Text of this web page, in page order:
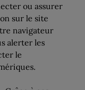
ou assurer
sur le site
navigateur
alerter les
le